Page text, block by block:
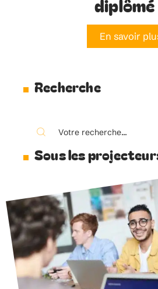
diplômé
En savoir
Recherche
Sous les